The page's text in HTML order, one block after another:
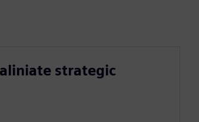
strategic